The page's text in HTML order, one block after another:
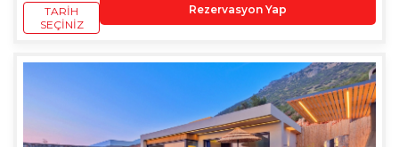
TARIH
SEÇINIZ
Rezervasyon Yap